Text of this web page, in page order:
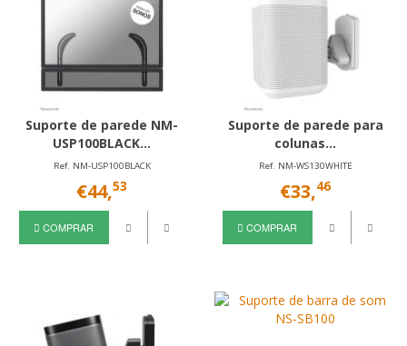
Suporte de parede NM-
USP100BLACK...
Ref. NM-USP100BLACK
€44,53
COMPRAR
Suporte de parede para
colunas...
Ref. NM-WS130WHITE
€33,46
COMPRAR